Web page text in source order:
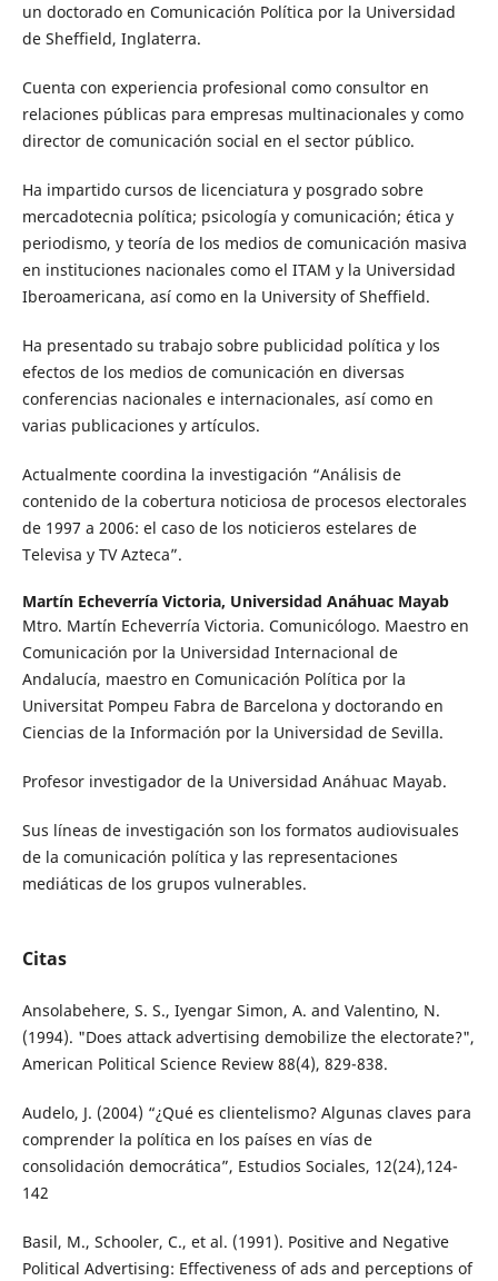
un doctorado en Comunicación Política por la Universidad
de Sheffield, Inglaterra.
Cuenta con experiencia profesional como consultor en
relaciones públicas para empresas multinacionales y como
director de comunicación social en el sector público.
Ha impartido cursos de licenciatura y posgrado sobre
mercadotecnia política; psicología y comunicación; ética y
periodismo, y teoría de los medios de comunicación masiva
en instituciones nacionales como el ITAM y la Universidad
Iberoamericana, así como en la University of Sheffield.
Ha presentado su trabajo sobre publicidad política y los
efectos de los medios de comunicación en diversas
conferencias nacionales e internacionales, así como en
varias publicaciones y artículos.
Actualmente coordina la investigación “Análisis de
contenido de la cobertura noticiosa de procesos electorales
de 1997 a 2006: el caso de los noticieros estelares de
Televisa y TV Azteca”.
Martín Echeverría Victoria, Universidad Anáhuac Mayab
Mtro. Martín Echeverría Victoria. Comunicólogo. Maestro en
Comunicación por la Universidad Internacional de
Andalucía, maestro en Comunicación Política por la
Universitat Pompeu Fabra de Barcelona y doctorando en
Ciencias de la Información por la Universidad de Sevilla.
Profesor investigador de la Universidad Anáhuac Mayab.
Sus líneas de investigación son los formatos audiovisuales
de la comunicación política y las representaciones
mediáticas de los grupos vulnerables.
Citas
Ansolabehere, S. S., Iyengar Simon, A. and Valentino, N.
(1994). "Does attack advertising demobilize the electorate?",
American Political Science Review 88(4), 829-838.
Audelo, J. (2004) “¿Qué es clientelismo? Algunas claves para
comprender la política en los países en vías de
consolidación democrática”, Estudios Sociales, 12(24),124-
142
Basil, M., Schooler, C., et al. (1991). Positive and Negative
Political Advertising: Effectiveness of ads and perceptions of